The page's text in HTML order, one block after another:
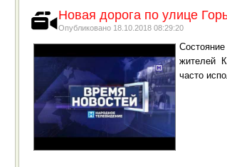
Новая дорога по улице
Опубликовано 18.10.2018 08:29:20
жителей
часто